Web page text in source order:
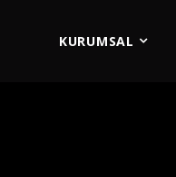
KURUMSAL